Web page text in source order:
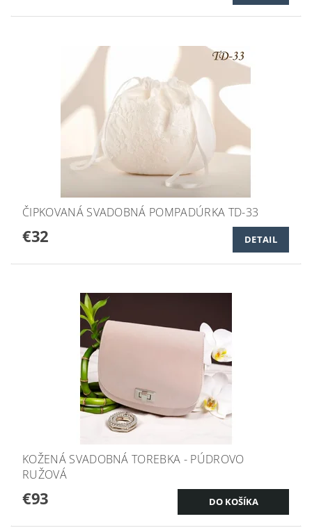
ČIPKOVANÁ SVADOBNÁ POMPADÚRKA TD-33
€32 DETAIL
KOŽENÁ SVADOBNÁ TOREBKA - PÚDROVO
RUŽOVÁ
€93